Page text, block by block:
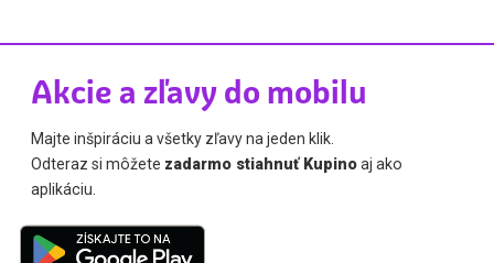
Akcie a zľavy do mobilu
Majte inšpiráciu a všetky zľavy na jeden klik.
Odteraz si môžete zadarmo stiahnuť Kupinoaj ako
aplikáciu.